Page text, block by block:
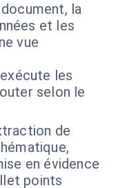
la
et les
vue
les
selon le
de
en évidence
points